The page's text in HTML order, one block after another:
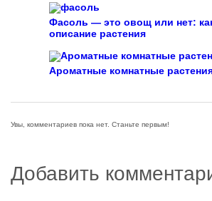
Фасоль — это овощ или нет:
описание растения
Ароматные комнатные
Увы, комментариев пока нет. Станьте первым!
Добавить